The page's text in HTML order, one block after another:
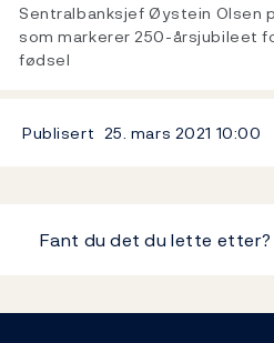
Sentralbanksjef Øystein Olsen
som markerer 250-årsjubileet
fødsel
Publisert 25. mars 2021 10:00
Fant du det du lette